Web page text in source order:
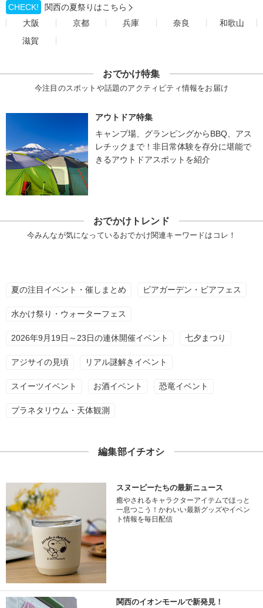
CHECK!
関西の夏祭りはこちら
大阪
京都 兵庫 奈良
和歌山
滋賀
おでかけ特集
今注目のスポットや話題のアクティビティ情報をお届け
アウトドア特集
キャンプ場、グランピングからBBQ、アス
レチックまで！非日常体験を存分に堪能で
きるアウトドアスポットを紹介
おでかけトレンド
今みんなが気になっているおでかけ関連キーワードはコレ！
夏の注目イベント・催しまとめ ビアガーデン・ビアフェス
水かけ祭り・ウォーターフェス
2026年9月19日～23日の連休開催イベント 七夕まつり
アジサイの見頃 リアル謎解きイベント
スイーツイベント お酒イベント 恐竜イベント
プラネタリウム・天体観測
編集部イチオシ
スヌーピーたちの最新ニュース
癒やされるキャラクターアイテムでほっと
一息つこう！かわいい最新グッズやイベン
ト情報を毎日配信
関西のイオンモールで新発見！